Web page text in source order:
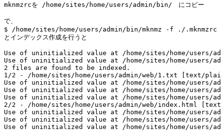
mknmzrcを /home/sites/home/users/admin/bin/　にコピー
で、
$ /home/sites/home/users/admin/bin/mknmz -f ./
とインデックス作成を行うと
Use of uninitialized value at /home/sites/home/users/
Use of uninitialized value at /home/sites/home/users/
2 files are found to be indexed.
1/2 - /home/sites/home/users/admin/web/1.txt [text/
Use of uninitialized value at /home/sites/home/users/
Use of uninitialized value at /home/sites/home/users/
Use of uninitialized value at /home/sites/home/users/
2/2 - /home/sites/home/users/admin/web/index.html
Use of uninitialized value at /home/sites/home/users/
Use of uninitialized value at /home/sites/home/users/
Use of uninitialized value at /home/sites/home/users/